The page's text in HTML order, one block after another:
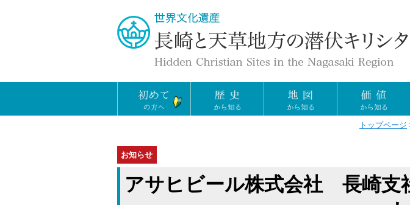
トップページ
お知らせ
アサヒビール株式会社 長崎支